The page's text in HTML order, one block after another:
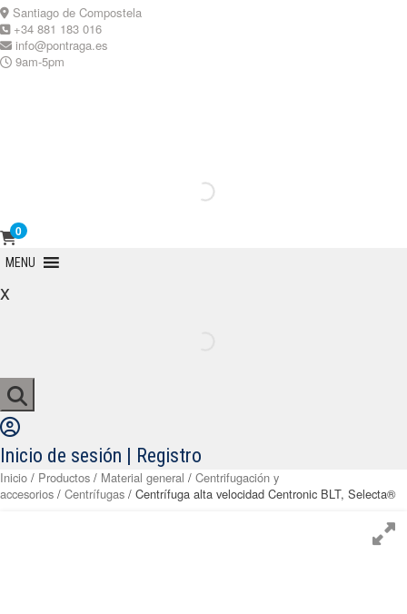
Skip
to
content
Santiago de Compostela
+34 881 183 016
info@pontraga.es
9am-5pm
0
Primary
MENU
x
Inicio de sesión | Registro
Inicio / Productos / Material general / Centrifugación y
accesorios / Centrífugas / Centrífuga alta velocidad Centronic BLT, Selecta®